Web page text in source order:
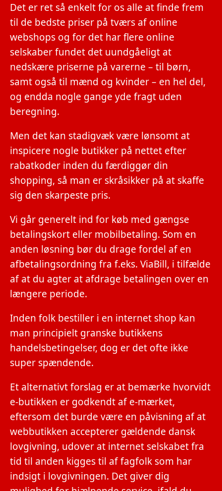
Det er ret så enkelt for os alle at finde frem
til de bedste priser på tværs af online
webshops og for det har flere online
selskaber fundet det uundgåeligt at
nedskære priserne på varerne – til børn,
samt også til mænd og kvinder – en hel del,
og endda nogle gange yde fragt uden
beregning.
Men det kan stadigvæk være lønsomt at
inspicere nogle butikker på nettet efter
rabatkoder inden du færdiggør din
shopping, så man er skråsikker på at skaffe
sig den skarpeste pris.
Vi går generelt ind for køb med gængse
betalingskort eller mobilbetaling. Som en
anden løsning bør du drage fordel af en
afbetalingsordning fra f.eks. ViaBill, i tilfælde
af at du agter at afdrage betalingen over en
længere periode.
Inden folk bestiller i en internet shop kan
man principielt granske butikkens
handelsbetingelser, dog er det ofte ikke
super spændende.
Et alternativt forslag er at bemærke hvorvidt
e-butikken er godkendt af e-mærket,
eftersom det burde være en påvisning af at
webbutikken accepterer gældende dansk
lovgivning, udover at internet selskabet fra
tid til anden kigges til af fagfolk som har
indsigt i lovgivningen. Det giver dig